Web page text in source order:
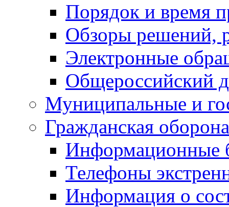
Порядок и время
Обзоры решений,
Электронные
Общероссийский
Муниципальные и
Гражданская
Информационные
Телефоны
Информация о